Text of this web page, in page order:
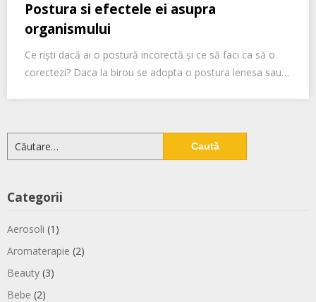
Postura si efectele ei asupra
organismului
Ce riști dacă ai o postură incorectă și ce să faci ca să o
corectezi? Daca la birou se adopta o postura lenesa sau…
după:
Categorii
Aerosoli (1)
Aromaterapie (2)
Beauty (3)
Bebe (2)